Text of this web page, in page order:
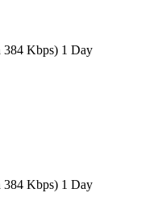
384 Kbps) 1 Day
384 Kbps) 1 Day